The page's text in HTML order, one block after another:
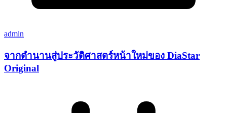
admin
จากตำนานสู่ประวัติศาสตร์หน้าใหม่ของ DiaStar
Original